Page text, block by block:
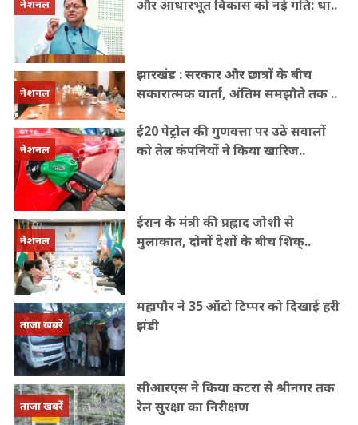
नेशनल
और आधारभूत विकास को नई गति: धा..
नेशनल
झारखंड : सरकार और छात्रों के बीच
सकारात्मक वार्ता, अंतिम समझौते तक ..
नेशनल
ई20 पेट्रोल की गुणवत्ता पर उठे सवालों
को तेल कंपनियों ने किया खारिज..
नेशनल
ईरान के मंत्री की प्रह्लाद जोशी से
मुलाकात, दोनों देशों के बीच शिक्..
ताजा खबरें
महापौर ने 35 ऑटो टिप्पर को दिखाई हरी
झंडी
ताजा खबरें
सीआरएस ने किया कटरा से श्रीनगर तक
रेल सुरक्षा का निरीक्षण